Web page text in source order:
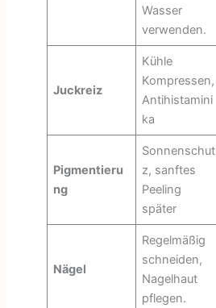
Wasser
verwenden.
Juckreiz
Kühle
Kompressen,
Antihistamini
ka
Pigmentieru
ng
Sonnenschut
z, sanftes
Peeling
später
Nägel
Regelmäßig
schneiden,
Nagelhaut
pflegen.